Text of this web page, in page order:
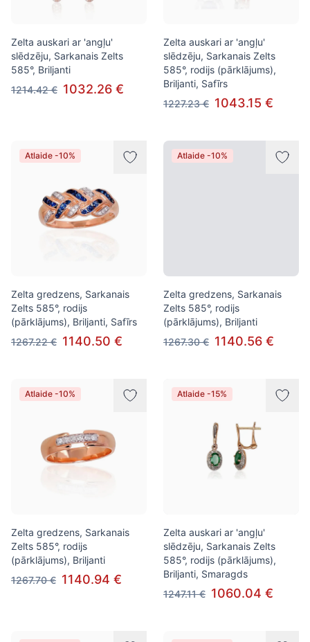
Zelta auskari ar 'angļu'
slēdzēju, Sarkanais Zelts
585°, Briljanti
1214.42 € 1032.26 €
Zelta auskari ar 'angļu'
slēdzēju, Sarkanais Zelts
585°, rodijs (pārklājums),
Briljanti, Safīrs
1227.23 € 1043.15 €
Atlaide -10%
Zelta gredzens, Sarkanais
Zelts 585°, rodijs
(pārklājums), Briljanti, Safīrs
1267.22 € 1140.50 €
Atlaide -10%
Zelta gredzens, Sarkanais
Zelts 585°, rodijs
(pārklājums), Briljanti
1267.30 € 1140.56 €
Atlaide -10%
Zelta gredzens, Sarkanais
Zelts 585°, rodijs
(pārklājums), Briljanti
1267.70 € 1140.94 €
Atlaide -15%
Zelta auskari ar 'angļu'
slēdzēju, Sarkanais Zelts
585°, rodijs (pārklājums),
Briljanti, Smaragds
1247.11 € 1060.04 €